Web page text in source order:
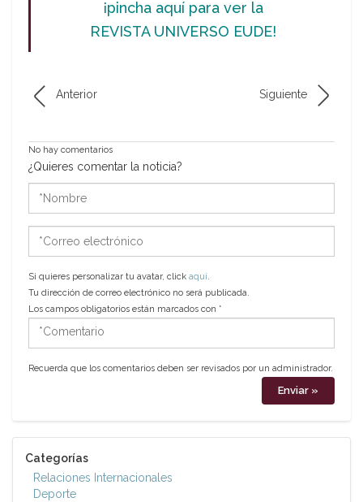
¡pincha aquí para ver la
REVISTA UNIVERSO EUDE!
Anterior Siguiente
No hay comentarios
¿Quieres comentar la noticia?
*Nombre
*Correo
electrónico
Si quieres personalizar tu avatar, click aquí.
Tu dirección de correo electrónico no será publicada.
Los campos obligatorios están marcados con *
*Comentario
Recuerda que los comentarios deben ser revisados por un administrador.
Categorías
Relaciones Internacionales
Deporte